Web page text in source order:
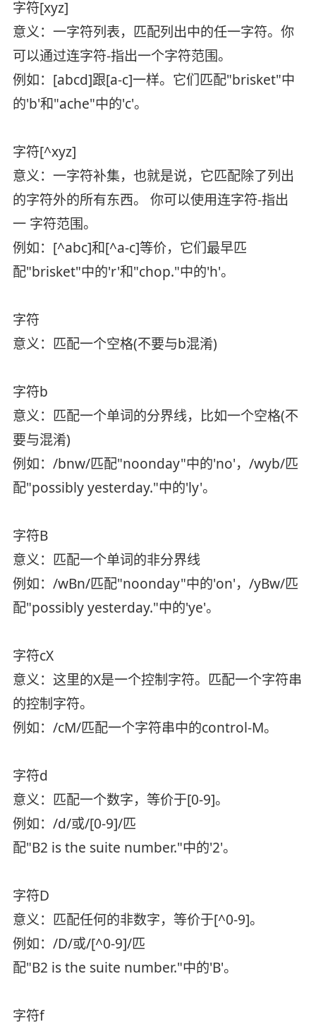
字符[xyz]
意义：一字符列表，匹配列出中的任一字符。你
可以通过连字符-指出一个字符范围。
例如：[abcd]跟[a-c]一样。它们匹配"brisket"中
的'b'和"ache"中的'c'。
字符[^xyz]
意义：一字符补集，也就是说，它匹配除了列出
的字符外的所有东西。 你可以使用连字符-指出
一 字符范围。
例如：[^abc]和[^a-c]等价，它们最早匹
配"brisket"中的'r'和"chop."中的'h'。
字符
意义：匹配一个空格(不要与b混淆)
字符b
意义：匹配一个单词的分界线，比如一个空格(不
要与混淆)
例如：/bnw/匹配"noonday"中的'no'，/wyb/匹
配"possibly yesterday."中的'ly'。
字符B
意义：匹配一个单词的非分界线
例如：/wBn/匹配"noonday"中的'on'，/yBw/匹
配"possibly yesterday."中的'ye'。
字符cX
意义：这里的X是一个控制字符。匹配一个字符串
的控制字符。
例如：/cM/匹配一个字符串中的control-M。
字符d
意义：匹配一个数字，等价于[0-9]。
例如：/d/或/[0-9]/匹
配"B2 is the suite number."中的'2'。
字符D
意义：匹配任何的非数字，等价于[^0-9]。
例如：/D/或/[^0-9]/匹
配"B2 is the suite number."中的'B'。
字符f